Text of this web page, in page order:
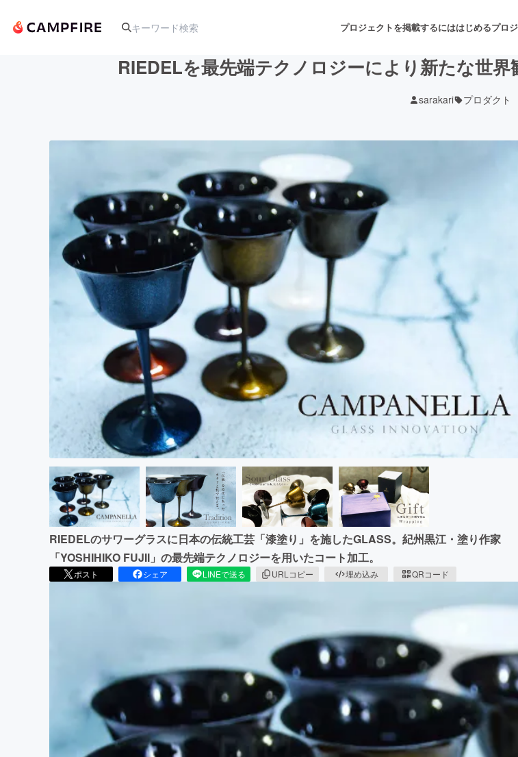
プロジェクトを掲載するにははじめるプロ
テクノロジー・ガジェット ゲーム・サービス開発
映像・映画 書籍・雑誌出版
ビジネス・起業 チャレンジ
まちづくり・地域活性化
CAMPFIRE for Social Good
machi-ya
RIEDELを最先端テクノロジーにより新たな世界
sarakari プロダクト
RIEDELのサワーグラスに日本の伝統工芸「漆塗り」を施したGLASS。紀州黒江・塗り作家
「YOSHIHIKO FUJII」の最先端テクノロジーを用いたコート加工。
ポスト シェア LINEで送る URLコピー 埋め込み QRコード